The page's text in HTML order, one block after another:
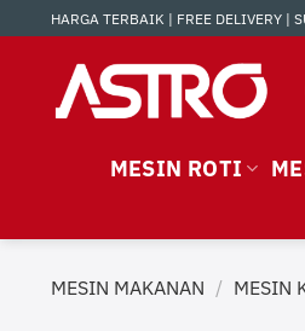
to
HARGA TERBAIK | FREE DELIVERY |
MESIN ROTI
MESIN MAKANAN / MESIN